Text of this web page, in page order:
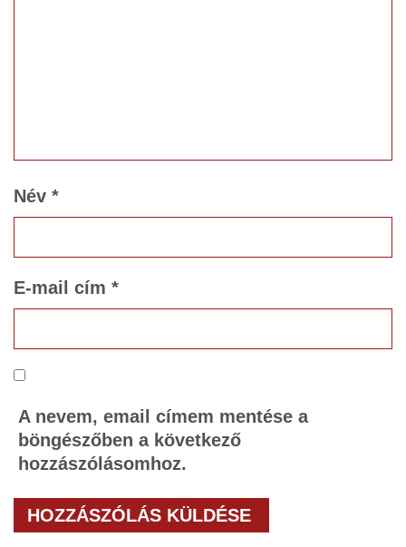
Név *
E-mail cím *
A nevem, email címem mentése a
böngészőben a következő
hozzászólásomhoz.